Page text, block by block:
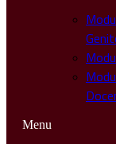
Menu